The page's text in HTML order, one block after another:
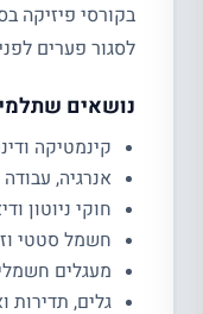
בקורסי פיזיקה
לסגור פערים
נושאים
קינמטיקה
אנרגיה,
חוקי ניוטון
חשמל סטטי
מעגלים
גלים, תדירות